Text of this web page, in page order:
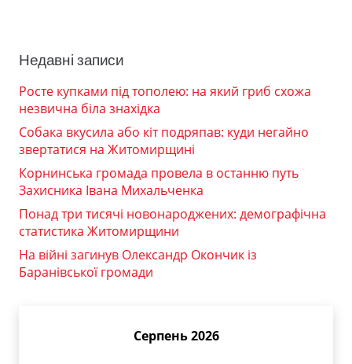
Недавні записи
Росте купками під тополею: на який гриб схожа
незвична біла знахідка
Собака вкусила або кіт подряпав: куди негайно
звертатися на Житомирщині
Корнинська громада провела в останню путь
Захисника Івана Михальченка
Понад три тисячі новонароджених: демографічна
статистика Житомирщини
На війні загинув Олександр Окончик із
Баранівської громади
Серпень 2026